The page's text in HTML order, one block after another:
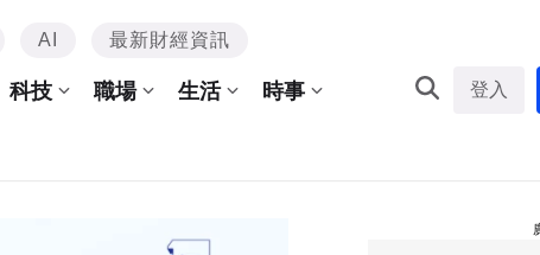
AI 最新財經資訊
科技 職場 生活 時事 登入